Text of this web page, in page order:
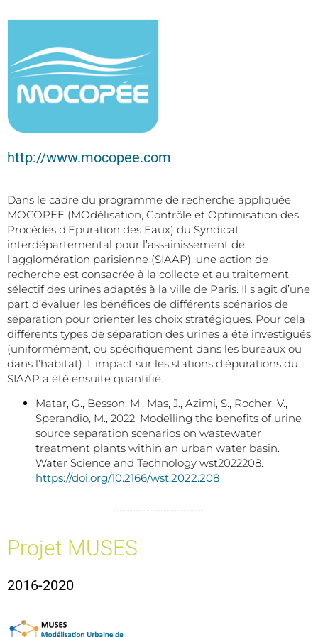
http://www.mocopee.com
Dans le cadre du programme de recherche appliquée
MOCOPEE (MOdélisation, Contrôle et Optimisation des
Procédés d’Epuration des Eaux) du Syndicat
interdépartemental pour l’assainissement de
l’agglomération parisienne (SIAAP), une action de
recherche est consacrée à la collecte et au traitement
sélectif des urines adaptés à la ville de Paris. Il s’agit d’une
part d’évaluer les bénéfices de différents scénarios de
séparation pour orienter les choix stratégiques. Pour cela
différents types de séparation des urines a été investigués
(uniformément, ou spécifiquement dans les bureaux ou
dans l’habitat). L’impact sur les stations d’épurations du
SIAAP a été ensuite quantifié.
Matar, G., Besson, M., Mas, J., Azimi, S., Rocher, V.,
Sperandio, M., 2022. Modelling the benefits of urine
source separation scenarios on wastewater
treatment plants within an urban water basin.
Water Science and Technology wst2022208.
https://doi.org/10.2166/wst.2022.208
Projet MUSES
2016-2020